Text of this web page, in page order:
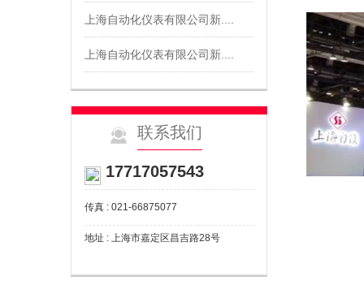
上海自动化仪表有限公司新....
上海自动化仪表有限公司新....
联系我们
17717057543
传真 : 021-66875077
地址 : 上海市嘉定区昌吉路28号